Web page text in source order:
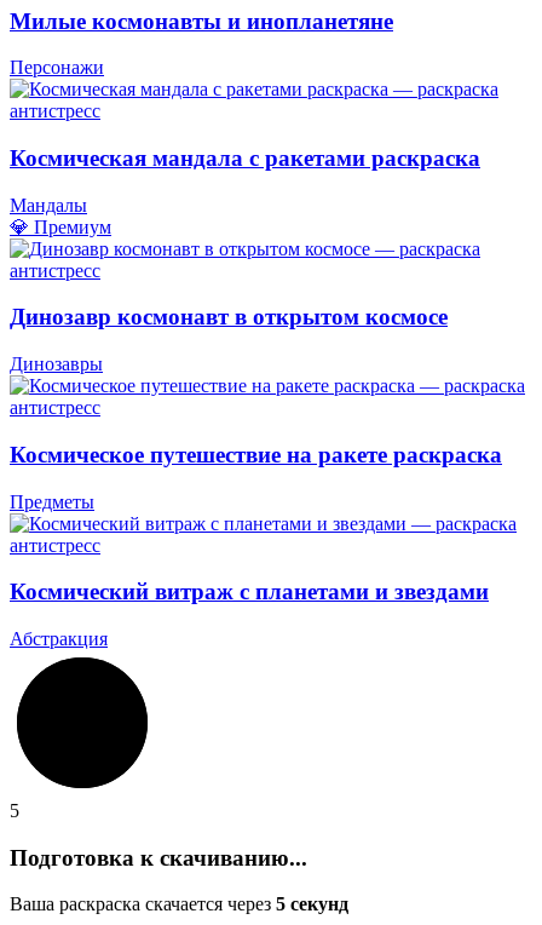
Милые космонавты и инопланетяне
Персонажи
Космическая мандала с ракетами раскраска
Мандалы
💎 Премиум
Динозавр космонавт в открытом космосе
Динозавры
Космическое путешествие на ракете раскраска
Предметы
Космический витраж с планетами и звездами
Абстракция
5
Подготовка к скачиванию...
Ваша раскраска скачается через 5 секунд